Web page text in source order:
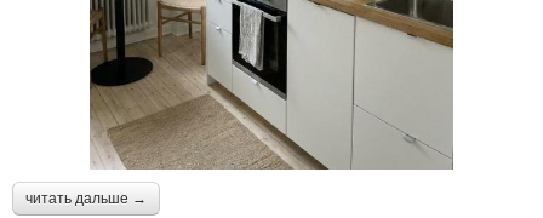
читать дальше →